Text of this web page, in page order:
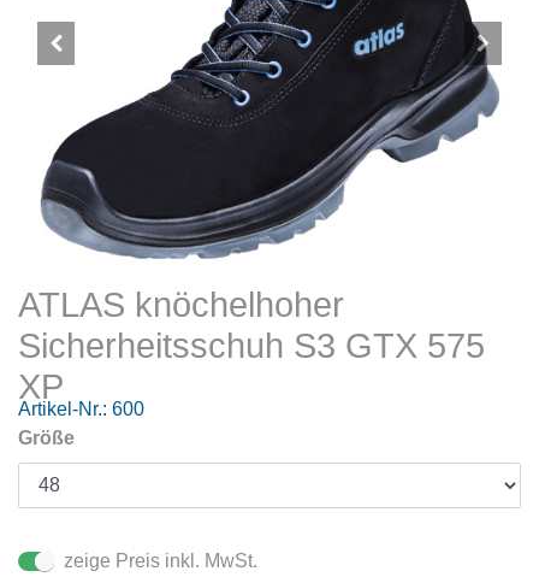
ATLAS knöchelhoher
Sicherheitsschuh S3 GTX 575
XP
Artikel-Nr.: 600
Größe
zeige Preis inkl. MwSt.